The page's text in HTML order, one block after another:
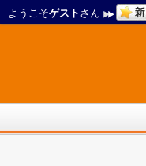
ようこそゲスト さん